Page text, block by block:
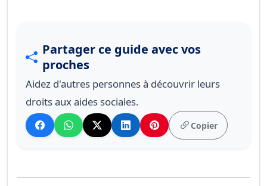
Partager ce guide avec vos
proches
Aidez d'autres personnes à découvrir leurs
droits aux aides sociales.
Copier